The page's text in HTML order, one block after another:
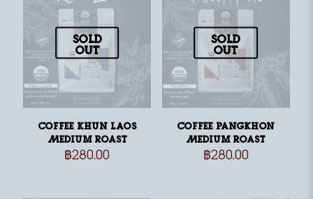
Sold
out
Coffee Khun Laos
Medium Roast
฿280.00
Sold
out
Coffee Pangkhon
Medium Roast
฿280.00